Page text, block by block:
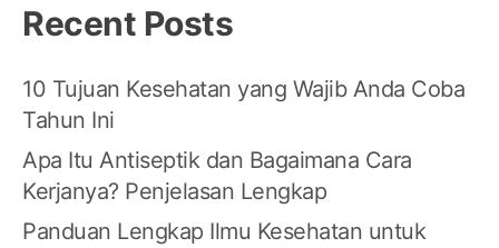
Recent Posts
10 Tujuan Kesehatan yang Wajib Anda Coba
Tahun Ini
Apa Itu Antiseptik dan Bagaimana Cara
Kerjanya? Penjelasan Lengkap
Panduan Lengkap Ilmu Kesehatan untuk